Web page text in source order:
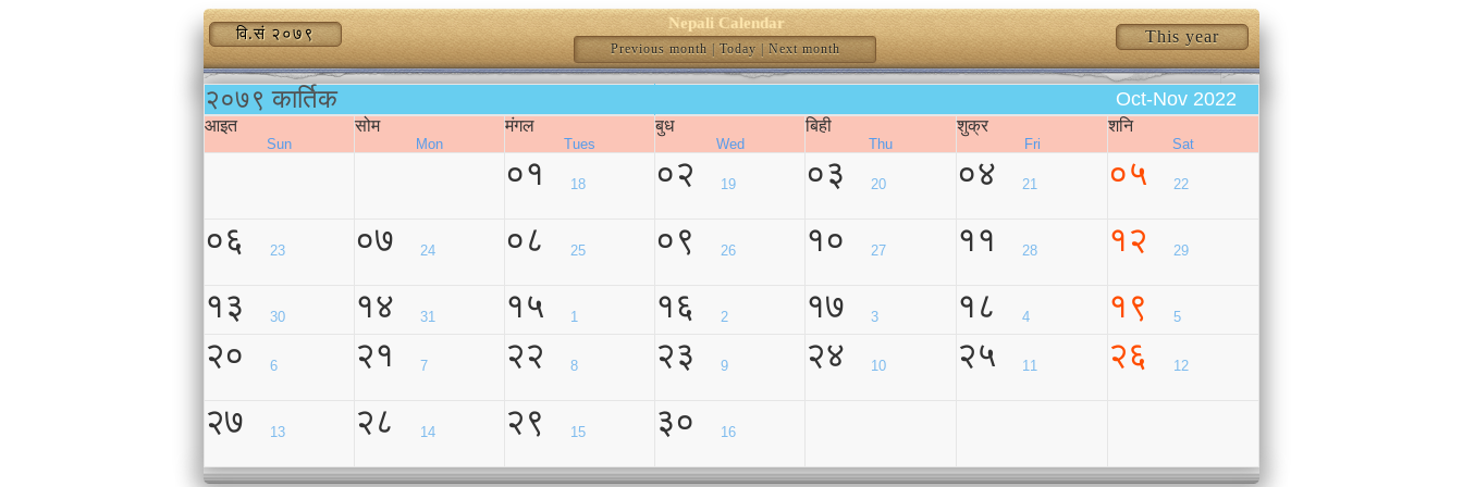
वि.सं २०७९
Nepali Calendar
Previous month Today Next month
This year
२०७९ कार्तिक Oct-Nov 2022
आइत
Sun
सोम
Mon
मंगल
Tues
बुध
Wed
बिही
Thu
शुक्र
Fri
शनि
Sat
०१ 18 ०२ 19 ०३ 20 ०४ 21 ०५ 22
०६ 23 ०७ 24 ०८ 25 ०९ 26 १० 27 ११ 28 १२ 29
१३ 30 १४ 31 १५ 1 १६ 2 १७ 3 १८ 4 १९ 5
२० 6 २१ 7 २२ 8 २३ 9 २४ 10 २५ 11 २६ 12
२७ 13 २८ 14 २९ 15 ३० 16